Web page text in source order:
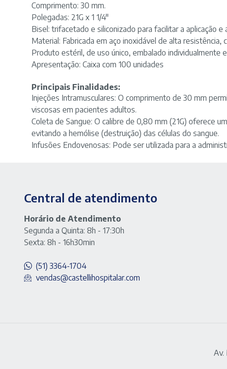
Comprimento: 30 mm.
Polegadas: 21G x 1 1/4"
Bisel: trifacetado e siliconizado para facilitar a aplicação
Material: Fabricada em aço inoxidável de alta
Produto estéril, de uso único, embalado individualmente
Apresentação: Caixa com 100 unidades
Principais Finalidades:
Injeções Intramusculares: O comprimento de 30 mm
viscosas em pacientes adultos.
Coleta de Sangue: O calibre de 0,80 mm (21G) oferece
evitando a hemólise (destruição) das células do sangue.
Infusões Endovenosas: Pode ser utilizada para a
Central de atendimento
Horário de Atendimento
Segunda a Quinta: 8h - 17:30h
Sexta: 8h - 16h30min
(51) 3364-1704
vendas@castellihospitalar.com
Av.